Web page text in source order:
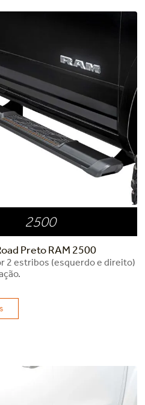
2500
Preto RAM 2500
2 estribos (esquerdo e direito)